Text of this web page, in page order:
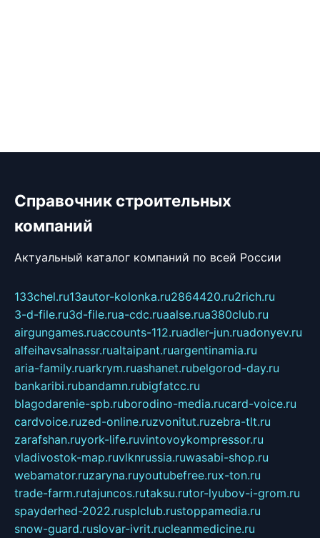
Справочник строительных
компаний
Актуальный каталог компаний по всей России
133chel.ru13autor-kolonka.ru2864420.ru2rich.ru
3-d-file.ru3d-file.rua-cdc.ruaalse.rua380club.ru
airgungames.ruaccounts-112.ruadler-jun.ruadonyev.ru
alfeihavsalnassr.rualtaipant.ruargentinamia.ru
aria-family.ruarkrym.ruashanet.rubelgorod-day.ru
bankaribi.rubandamn.rubigfatcc.ru
blagodarenie-spb.ruborodino-media.rucard-voice.ru
cardvoice.ruzed-online.ruzvonitut.ruzebra-tlt.ru
zarafshan.ruyork-life.ruvintovoykompressor.ru
vladivostok-map.ruvlknrussia.ruwasabi-shop.ru
webamator.ruzaryna.ruyoutubefree.rux-ton.ru
trade-farm.rutajuncos.rutaksu.rutor-lyubov-i-grom.ru
spayderhed-2022.rusplclub.rustoppamedia.ru
snow-guard.ruslovar-ivrit.rucleanmedicine.ru